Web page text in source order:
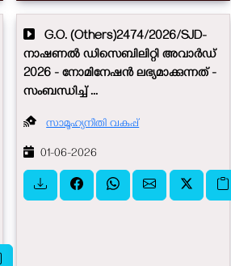
G.O. (Others)2474/2026/SJD-
നാഷണൽ ഡിസെബിലിറ്റി അവാർഡ്
2026 - നോമിനേഷൻ ലഭ്യമാക്കുന്നത് -
സംബന്ധിച്ച് ...
സാമൂഹ്യനീതി വകുപ്പ്
01-06-2026